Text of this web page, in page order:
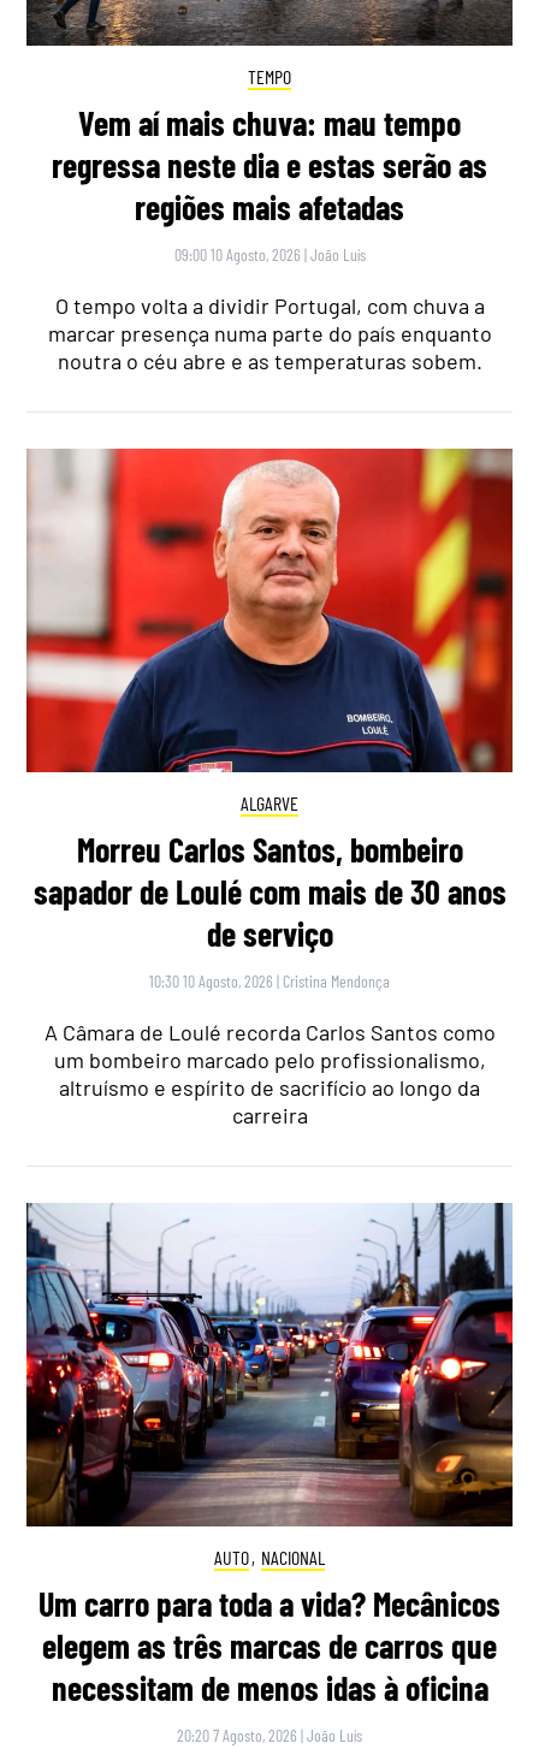
TEMPO
Vem aí mais chuva: mau tempo
regressa neste dia e estas serão as
regiões mais afetadas
09:00 10 Agosto, 2026 |João Luís
O tempo volta a dividir Portugal, com chuva a
marcar presença numa parte do país enquanto
noutra o céu abre e as temperaturas sobem.
ALGARVE
Morreu Carlos Santos, bombeiro
sapador de Loulé com mais de 30 anos
de serviço
10:30 10 Agosto, 2026 | Cristina Mendonça
A Câmara de Loulé recorda Carlos Santos como
um bombeiro marcado pelo profissionalismo,
altruísmo e espírito de sacrifício ao longo da
carreira
AUTO, NACIONAL
Um carro para toda a vida? Mecânicos
elegem as três marcas de carros que
necessitam de menos idas à oficina
20:20 7 Agosto, 2026 |João Luís